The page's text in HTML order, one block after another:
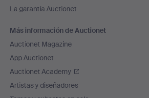
La garantía Auctionet
Más información de Auctionet
Auctionet Magazine
App Auctionet
Auctionet Academy
Artistas y diseñadores